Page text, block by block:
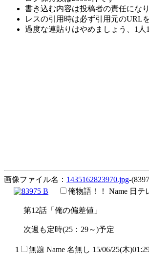
書き込む内容は投稿者の責任にな
レスの引用時は必ず引用元のURL
過度な連貼りはやめましょう、1
画像ファイル名： 1435162823970.jpg-
俺物語！！
Name 日テ
第12話「俺の偏差値」
次週も定時(25：29～)予定
1 無題 Name 名無し 15/06/25(木